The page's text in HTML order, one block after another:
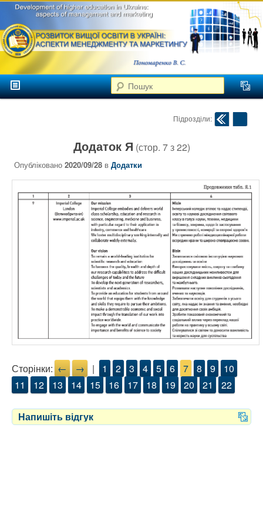
Розвиток
вищої
освіти в
Україні
аспекти
менеджменту та
маркетингу
Пошук
Головне менюПерейти до головного контенту
Перейти до додаткового контенту
Навігація по
Підрозділи:
Додаток Я (стор. 7з22)
Опубліковано2020/09/28 вДодатки
Сторінки: ← → | 1 2 3 4 5 6 7 8 9
10
11
12 13 14 15 16 17 18 19 20 21 22
Напишіть відгук